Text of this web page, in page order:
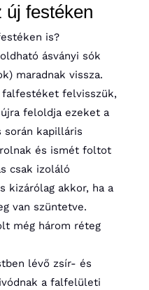
új festéken
is?
ásványi sók
maradnak vissza.
falfestéket felvisszük,
feloldja ezeket a
során kapilláris
és ismét foltot
csak izoláló
kizárólag akkor, ha a
van szüntetve.
még három réteg
lévő zsír- és
a falfelületi